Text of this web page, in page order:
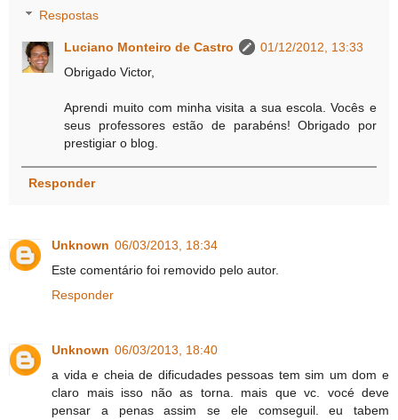
Respostas
Luciano Monteiro de Castro
01/12/2012, 13:33
Obrigado Victor,
Aprendi muito com minha visita a sua escola. Vocês e
seus professores estão de parabéns! Obrigado por
prestigiar o blog.
Responder
Unknown 06/03/2013, 18:34
Este comentário foi removido pelo autor.
Responder
Unknown 06/03/2013, 18:40
a vida e cheia de dificudades pessoas tem sim um dom e
claro mais isso não as torna. mais que vc. vocé deve
pensar a penas assim se ele comseguil. eu tabem